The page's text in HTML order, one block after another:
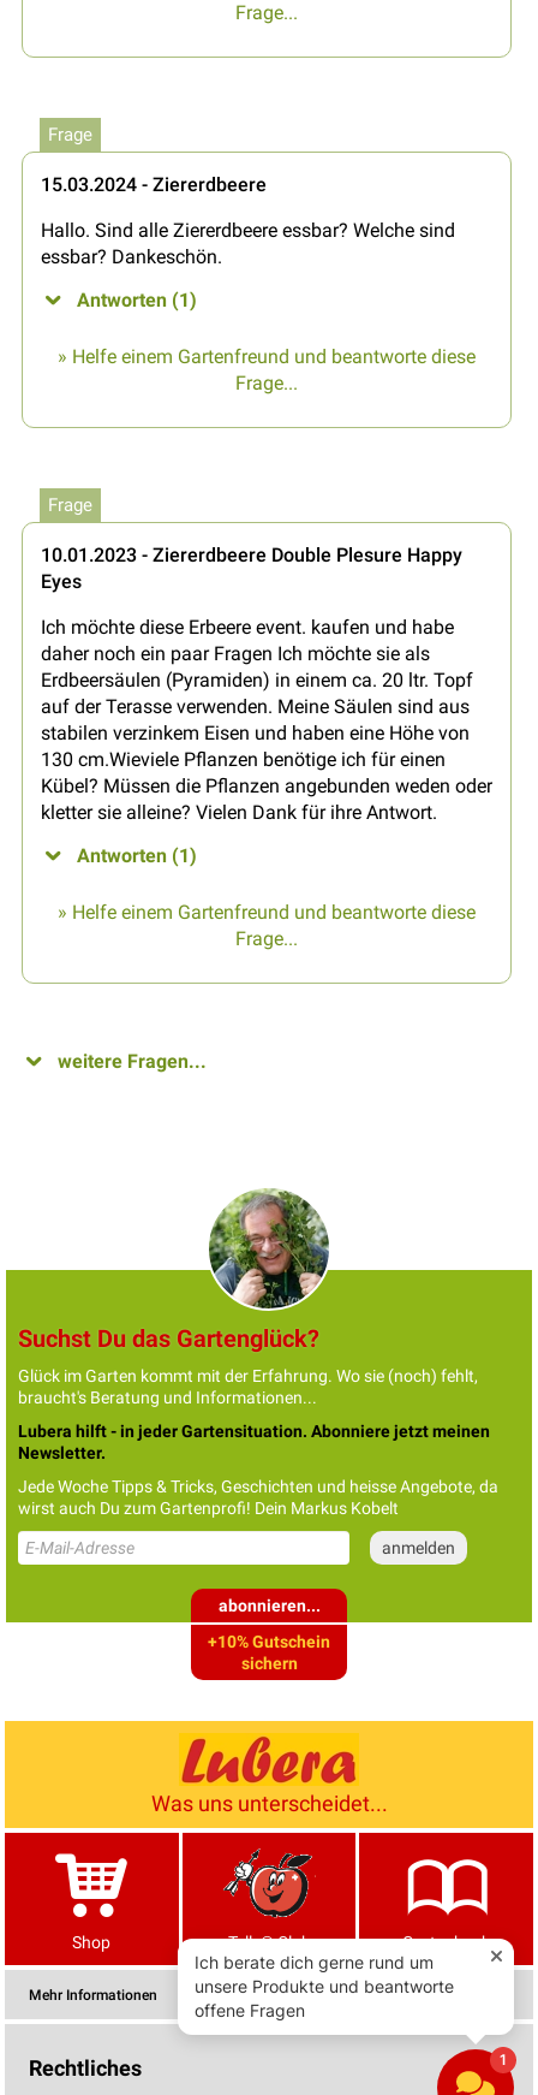
Frage...
Frage
15.03.2024 - Ziererdbeere
Hallo. Sind alle Ziererdbeere essbar? Welche sind
essbar? Dankeschön.
Antworten (1)
» Helfe einem Gartenfreund und beantworte diese
Frage...
Frage
10.01.2023 - Ziererdbeere Double Plesure Happy
Eyes
Ich möchte diese Erbeere event. kaufen und habe
daher noch ein paar Fragen Ich möchte sie als
Erdbeersäulen (Pyramiden) in einem ca. 20 ltr. Topf
auf der Terasse verwenden. Meine Säulen sind aus
stabilen verzinkem Eisen und haben eine Höhe von
130 cm.Wieviele Pflanzen benötige ich für einen
Kübel? Müssen die Pflanzen angebunden weden oder
kletter sie alleine? Vielen Dank für ihre Antwort.
Antworten (1)
» Helfe einem Gartenfreund und beantworte diese
Frage...
weitere Fragen...
Suchst Du das Gartenglück?
Glück im Garten kommt mit der Erfahrung. Wo sie (noch) fehlt,
braucht's Beratung und Informationen...
Lubera hilft - in jeder Gartensituation. Abonniere jetzt meinen
Newsletter.
Jede Woche Tipps & Tricks, Geschichten und heisse Angebote, da
wirst auch Du zum Gartenprofi! Dein Markus Kobelt
abonnieren...
+10% Gutschein
sichern
Was uns unterscheidet...
Shop Tells® Club Gartenbuch
Mehr Informationen
Rechtliches